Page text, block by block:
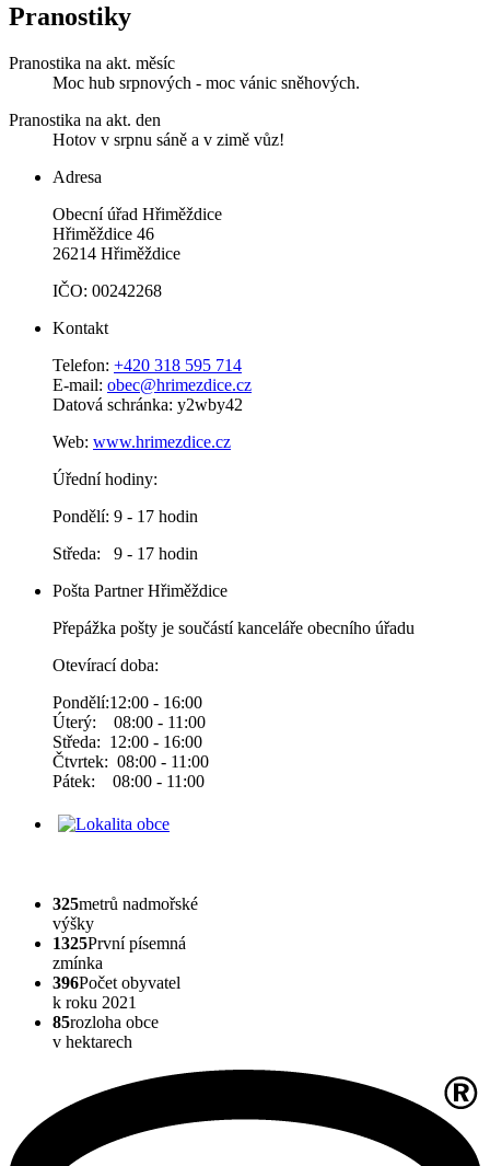
Pranostiky
Pranostika na akt. měsíc
Moc hub srpnových - moc vánic sněhových.
Pranostika na akt. den
Hotov v srpnu sáně a v zimě vůz!
Adresa
Obecní úřad Hřiměždice
Hřiměždice 46
26214 Hřiměždice
IČO: 00242268
Kontakt
Telefon: +420 318 595 714
E-mail: obec@hrimezdice.cz
Datová schránka: y2wby42
Web: www.hrimezdice.cz
Úřední hodiny:
Pondělí: 9 - 17 hodin
Středa: 9 - 17 hodin
Pošta Partner Hřiměždice
Přepážka pošty je součástí kanceláře obecního úřadu
Otevírací doba:
Pondělí:12:00 - 16:00
Úterý: 08:00 - 11:00
Středa: 12:00 - 16:00
Čtvrtek: 08:00 - 11:00
Pátek: 08:00 - 11:00
325metrů nadmořské
výšky
1325První písemná
zmínka
396Počet obyvatel
k roku 2021
85rozloha obce
v hektarech